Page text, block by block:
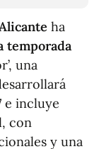
ha
temporada
una
e incluye
con
y una